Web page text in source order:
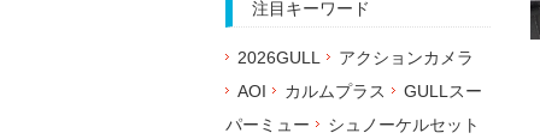
注目キーワード
2026GULL
アクションカメラ
AOI
カルムプラス
GULLスー
パーミュー
シュノーケルセット